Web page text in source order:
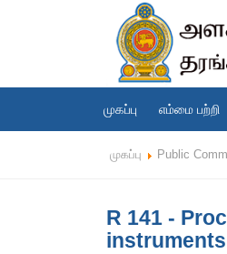
முகப்பு எம்மை பற்றி
முகப்பு Public
R 141 -
instruments